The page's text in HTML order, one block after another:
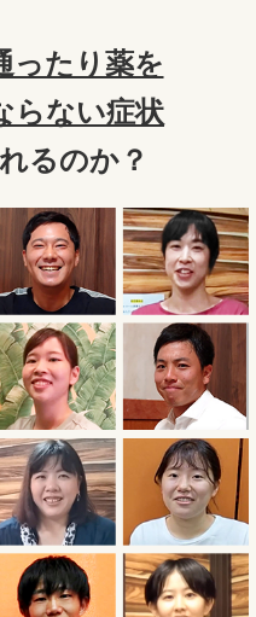
ったり薬を
らない症状
るのか？